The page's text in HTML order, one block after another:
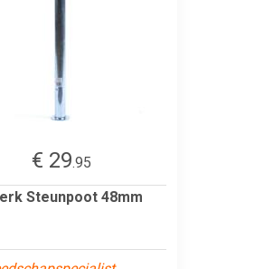
€ 29.95
Steunpoot 48mm